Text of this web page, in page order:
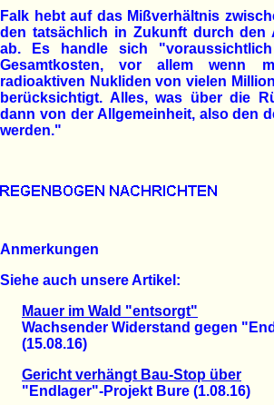
Falk hebt auf das Mißverhältnis
den tatsächlich in Zukunft durch den
ab. Es handle sich
Gesamtkosten, vor allem wenn
radioaktiven Nukliden von vielen
berücksichtigt. Alles, was über die
dann von der Allgemeinheit, also den
werden."
Anmerkungen
Siehe auch unsere Artikel:
Mauer im Wald "entsorgt"
Wachsender Widerstand gegen
(15.08.16)
Gericht verhängt Bau-Stop über
"Endlager"-Projekt Bure (1.08.16)